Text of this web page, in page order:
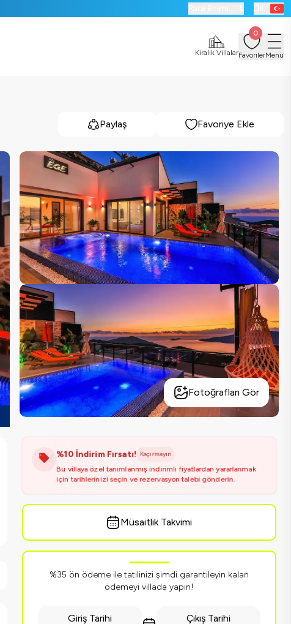
Kiralık Villalar
0
FavorilerMenü
Paylaş Favoriye Ekle
Fotoğrafları Gör
%10 İndirim Fırsatı! Kaçırmayın
Bu villaya özel tanımlanmış indirimli fiyatlardan yararlanmak
için tarihlerinizi seçin ve rezervasyon talebi gönderin.
Müsaitlik Takvimi
%35 ön ödeme ile tatilinizi şimdi garantileyin kalan
ödemeyi villada yapın!
Giriş Tarihi Çıkış Tarihi